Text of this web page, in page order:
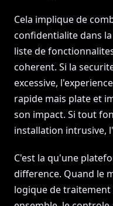
Cela implique de
confidentialite dans
liste de
coherent. Si la
excessive,
rapide mais plate et
son impact. Si tout
installation intrusive,
C'est la qu'une
difference. Quand le
logique de